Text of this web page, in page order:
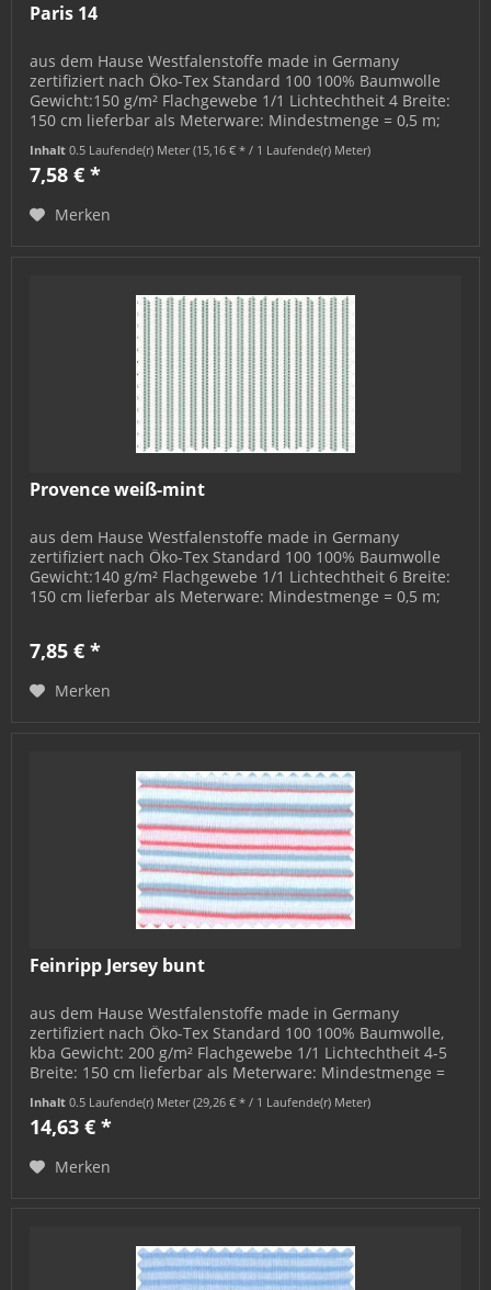
Paris 14
aus dem Hause Westfalenstoffe made in Germany
zertifiziert nach Öko-Tex Standard 100 100% Baumwolle
Gewicht:150 g/m² Flachgewebe 1/1 Lichtechtheit 4 Breite:
150 cm lieferbar als Meterware: Mindestmenge = 0,5 m;
Inhalt0.5 Laufende(r) Meter(15,16 € * / 1 Laufende(r) Meter)
7,58 € *
Merken
Provence weiß-mint
aus dem Hause Westfalenstoffe made in Germany
zertifiziert nach Öko-Tex Standard 100 100% Baumwolle
Gewicht:140 g/m² Flachgewebe 1/1 Lichtechtheit 6 Breite:
150 cm lieferbar als Meterware: Mindestmenge = 0,5 m;
7,85 € *
Merken
Feinripp Jersey bunt
aus dem Hause Westfalenstoffe made in Germany
zertifiziert nach Öko-Tex Standard 100 100% Baumwolle,
kba Gewicht: 200 g/m² Flachgewebe 1/1 Lichtechtheit 4-5
Breite: 150 cm lieferbar als Meterware: Mindestmenge =
Inhalt0.5 Laufende(r) Meter(29,26 € * / 1 Laufende(r) Meter)
14,63 € *
Merken